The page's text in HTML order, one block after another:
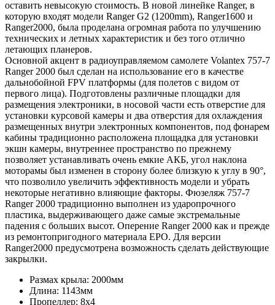
оставить невысокую стоимость. В новой линейке Ranger, в
которую входят модели Ranger G2 (1200mm), Ranger1600 и
Ranger2000, была проделана огромная работа по улучшению
технических и летных характеристик и без того отлично
летающих планеров.
Основной акцент в радиоуправляемом самолете Volantex 757-7
Ranger 2000 был сделан на использование его в качестве
дальнобойной FPV платформы (для полетов с видом от
первого лица). Подготовлены различные площадки для
размещения электроники, в носовой части есть отверстие для
установки курсовой камеры и два отверстия для охлаждения
размещенных внутри электронных компонентов, под фонарем
кабины традиционно расположена площадка для установки
экшн камеры, внутреннее пространство по прежнему
позволяет устанавливать очень емкие АКБ, угол наклона
моторамы был изменен в сторону более близкую к углу в 90°,
что позволило увеличить эффективность модели и убрать
некоторые негативно влияющие факторы. Фюзеляж 757-7
Ranger 2000 традиционно выполнен из ударопрочного
пластика, выдерживающего даже самые экстремальные
падения с больших высот. Оперение Ranger 2000 как и прежде
из ремонтопригодного материала EPO. Для версии
Ranger2000 предусмотрена возможность сделать действующие
закрылки.
Размах крыла: 2000мм
Длина: 1143мм
Пропеллер: 8х4